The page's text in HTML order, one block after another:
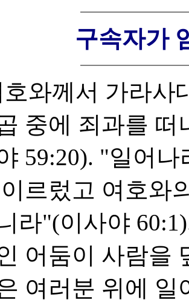
구속자가
와께서 가라사
중에 죄과를
59:20). "일어
르렀고 여호와
라"(이사야
어둠이 사람을
여러분 위에